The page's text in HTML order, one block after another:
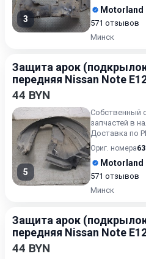
3
Motorland
571 отзывов
Минск
Защита арок
передняя Nissan Note
44 BYN
5
Собственный
запчастей в
Доставка по
получения
Ориг. номера
Motorland
571 отзывов
Минск
Защита арок
передняя Nissan Note
44 BYN